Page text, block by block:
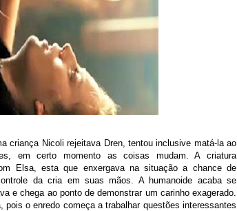
criança Nicoli rejeitava Dren, tentou inclusive matá-la ao
em certo momento as coisas mudam. A criatura
Elsa, esta que enxergava na situação a chance de
da cria em suas mãos. A humanoide acaba se
e chega ao ponto de demonstrar um carinho exagerado.
o enredo começa a trabalhar questões interessantes